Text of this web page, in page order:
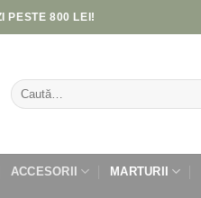
PESTE 800 LEI!
Caută
după:
ACCESORII MARTURII